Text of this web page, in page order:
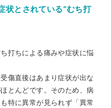
状とされている”むち打
打ちによる痛みや症状に悩
傷直後はあまり症状が出な
とんどです。そのため、病
特に異常が見られず「異常